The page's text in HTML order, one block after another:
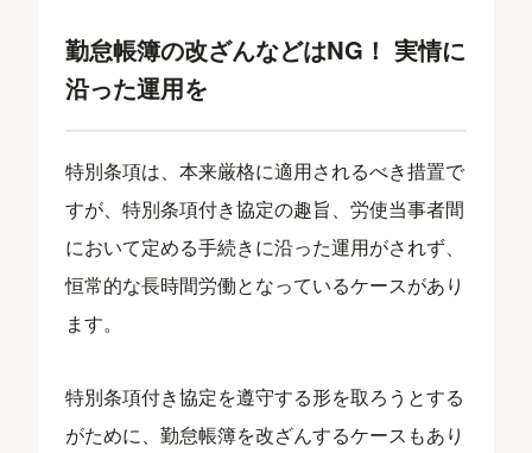
勤怠帳簿の改ざんなどはNG！ 実情に
沿った運用を
特別条項は、本来厳格に適用されるべき措置で
すが、特別条項付き協定の趣旨、労使当事者間
において定める手続きに沿った運用がされず、
恒常的な長時間労働となっているケースがあり
ます。
特別条項付き協定を遵守する形を取ろうとする
がために、勤怠帳簿を改ざんするケースもあり